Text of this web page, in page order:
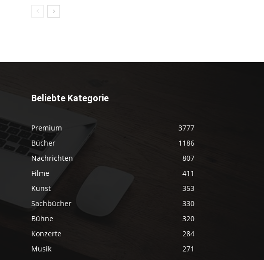
Beliebte Kategorie
Premium
3777
Bücher
1186
Nachrichten
807
Filme
411
Kunst
353
Sachbücher
330
Bühne
320
Konzerte
284
Musik
271